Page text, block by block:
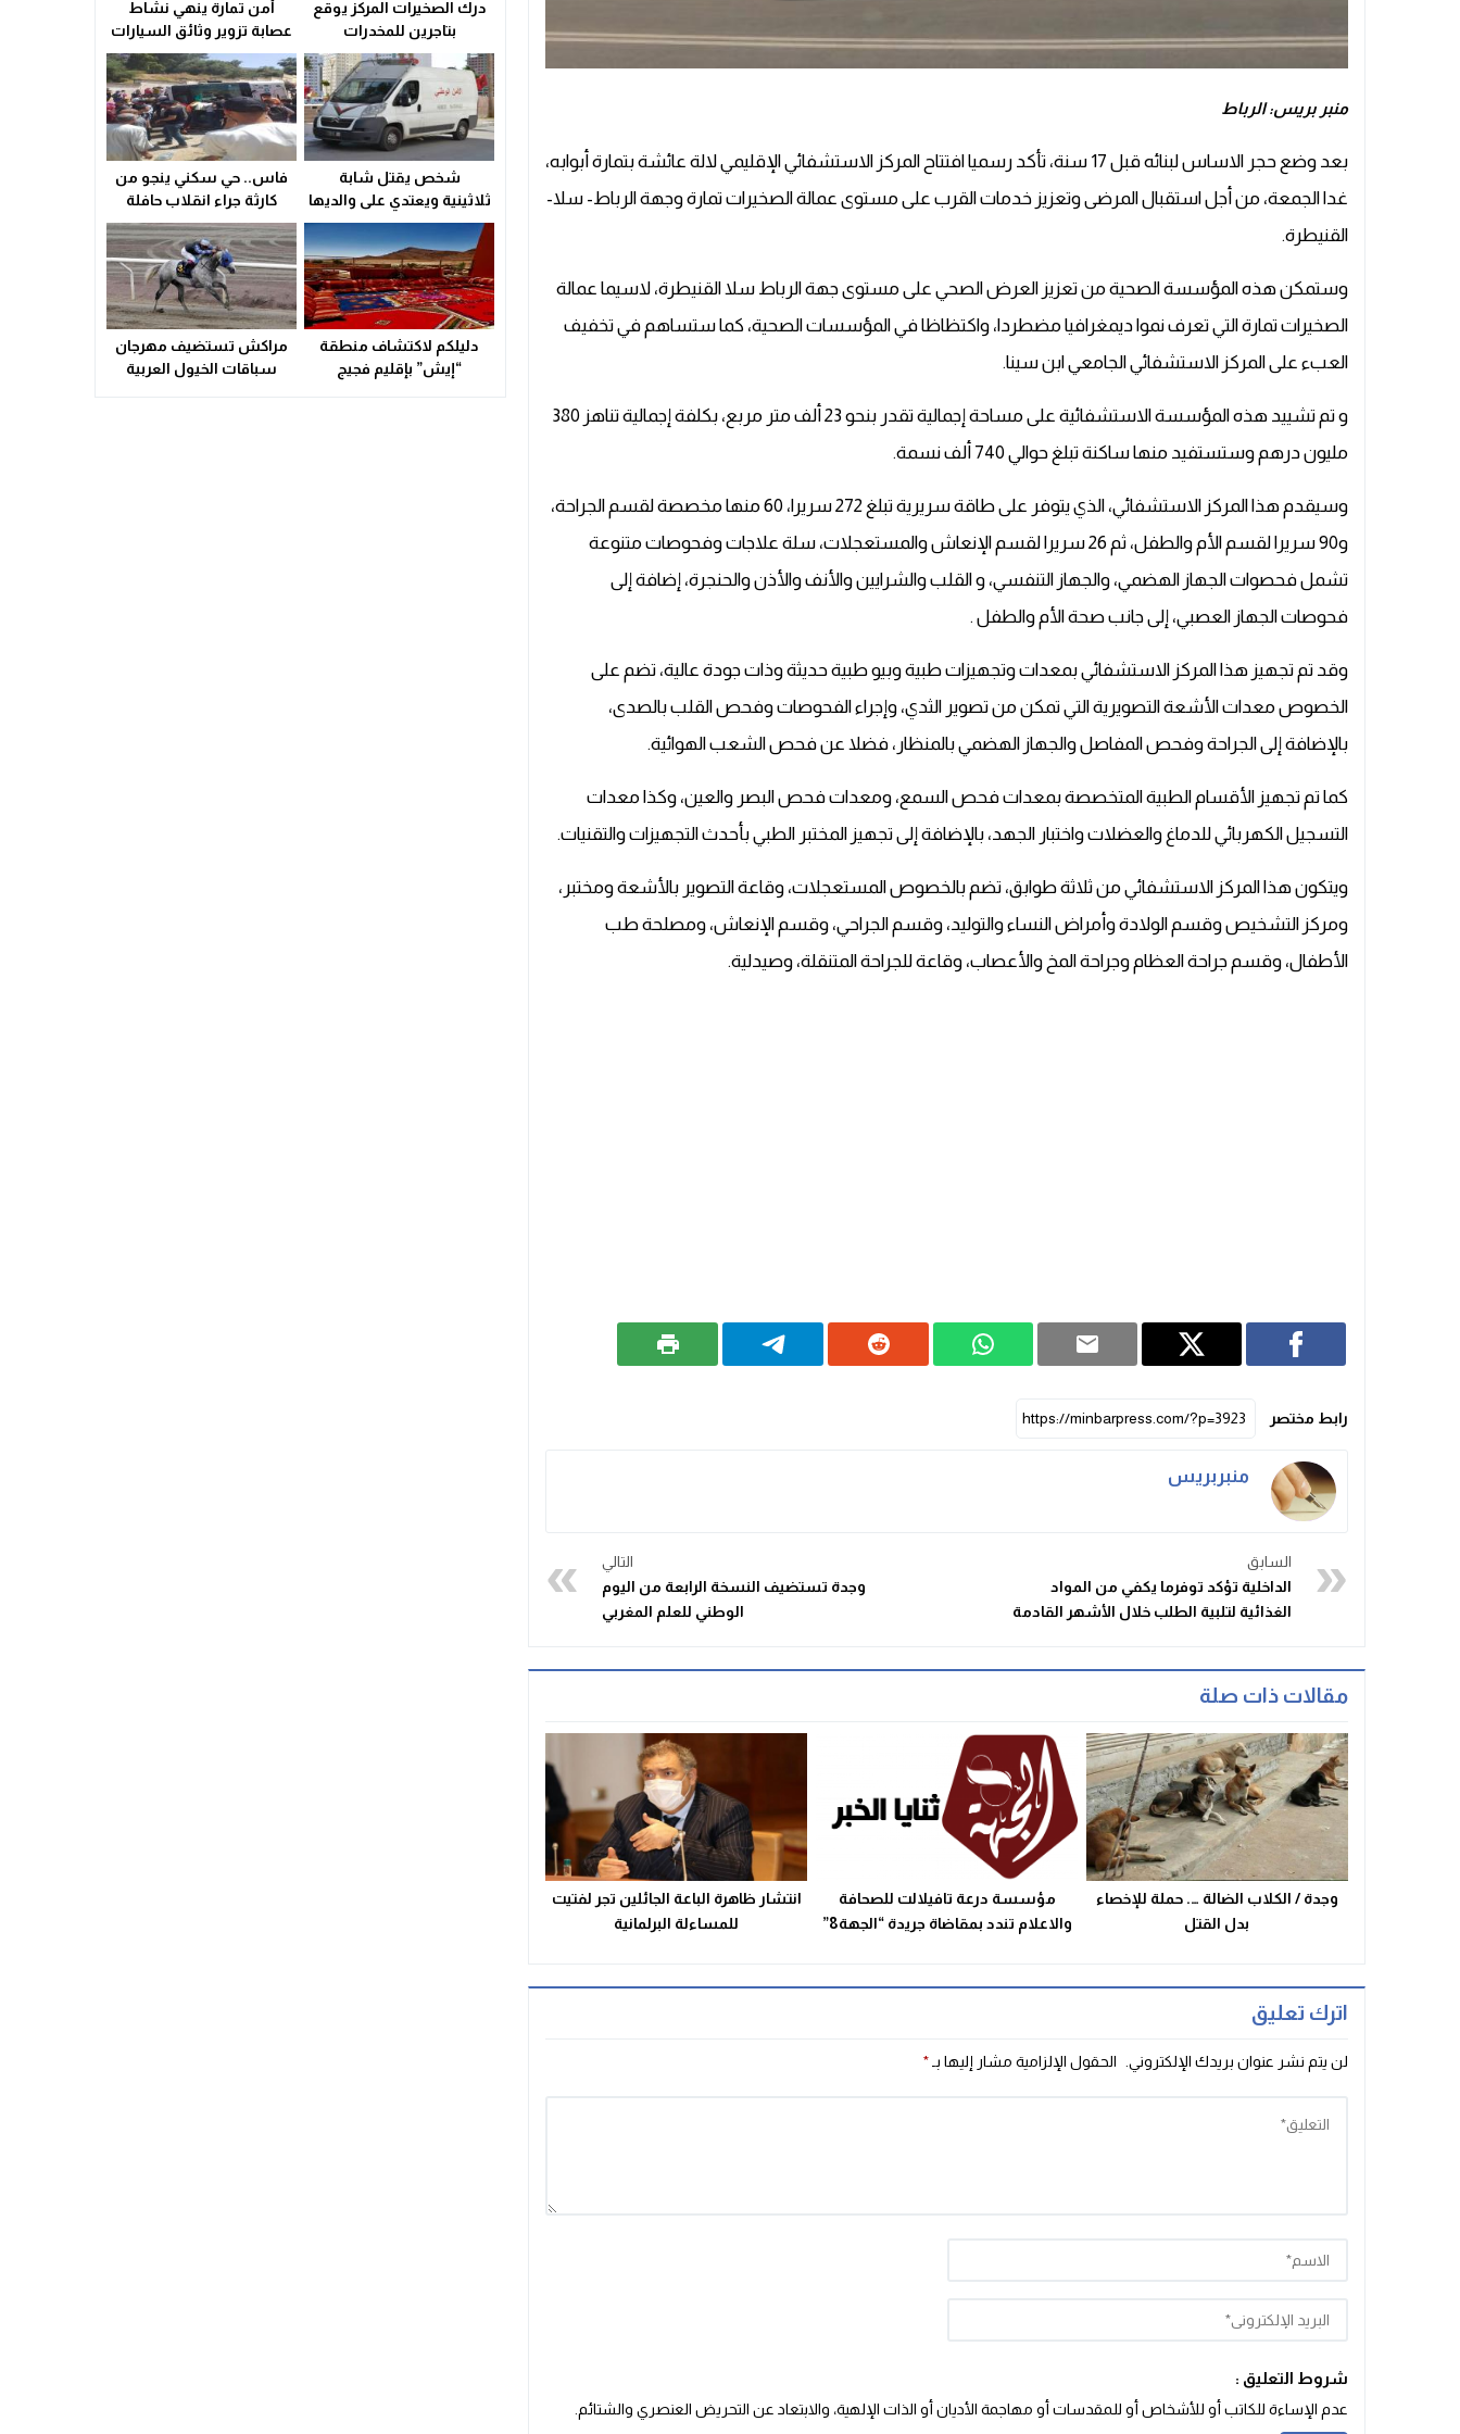
منبر بريس: الرباط
بعد وضع حجر الاساس لبنائه قبل 17 سنة، تأكد رسميا افتتاح المركز الاستشفائي الإقليمي لالة عائشة بتمارة أبوابه،
غدا الجمعة، من أجل استقبال المرضى وتعزيز خدمات القرب على مستوى عمالة الصخيرات تمارة وجهة الرباط- سلا-
القنيطرة.
وستمكن هذه المؤسسة الصحية من تعزيز العرض الصحي على مستوى جهة الرباط سلا القنيطرة، لاسيما عمالة
الصخيرات تمارة التي تعرف نموا ديمغرافيا مضطردا، واكتظاظا في المؤسسات الصحية، كما ستساهم في تخفيف
العبء على المركز الاستشفائي الجامعي ابن سینا.
و تم تشييد هذه المؤسسة الاستشفائية على مساحة إجمالية تقدر بنحو 23 ألف متر مربع، بكلفة إجمالية تناهز 380
مليون درهم وستستفيد منها ساكنة تبلغ حوالي 740 ألف نسمة.
وسيقدم هذا المركز الاستشفائي، الذي يتوفر على طاقة سريرية تبلغ 272 سريرا، 60 منها مخصصة لقسم الجراحة،
و90 سريرا لقسم الأم والطفل، ثم 26 سريرا لقسم الإنعاش والمستعجلات، سلة علاجات وفحوصات متنوعة
تشمل فحصوات الجهاز الهضمي، والجهاز التنفسي، و القلب والشرايين والأنف والأذن والحنجرة، إضافة إلى
فحوصات الجهاز العصبي، إلى جانب صحة الأم والطفل .
وقد تم تجهيز هذا المركز الاستشفائي بمعدات وتجهيزات طبية وبيو طبية حديثة وذات جودة عالية، تضم على
الخصوص معدات الأشعة التصويرية التي تمكن من تصوير الثدي، وإجراء الفحوصات وفحص القلب بالصدى،
بالإضافة إلى الجراحة وفحص المفاصل والجهاز الهضمي بالمنظار، فضلا عن فحص الشعب الهوائية.
كما تم تجهيز الأقسام الطبية المتخصصة بمعدات فحص السمع، ومعدات فحص البصر والعين، وكذا معدات
التسجيل الكهربائي للدماغ والعضلات واختبار الجهد، بالإضافة إلى تجهيز المختبر الطبي بأحدث التجهيزات والتقنيات.
ويتكون هذا المركز الاستشفائي من ثلاثة طوابق، تضم بالخصوص المستعجلات، وقاعة التصوير بالأشعة ومختبر،
ومركز التشخيص وقسم الولادة وأمراض النساء والتوليد، وقسم الجراحي، وقسم الإنعاش، ومصلحة طب
الأطفال، وقسم جراحة العظام وجراحة المخ والأعصاب، وقاعة للجراحة المتنقلة، وصيدلية.
رابط مختصر
منبربريس
السابق
الداخلية تؤكد توفرما يكفي من المواد
الغذائية لتلبية الطلب خلال الأشهر القادمة
التالي
وجدة تستضيف النسخة الرابعة من اليوم
الوطني للعلم المغربي
مقالات ذات صلة
وجدة / الكلاب الضالة …. حملة للإخصاء
بدل القتل
مؤسسة درعة تافيلالت للصحافة
والاعلام تندد بمقاضاة جريدة “الجهة8”
انتشار ظاهرة الباعة الجائلين تجر لفتيت
للمساءلة البرلمانية
اترك تعليق
لن يتم نشر عنوان بريدك الإلكتروني. الحقول الإلزامية مشار إليها بـ*
شروط التعليق :
عدم الإساءة للكاتب أو للأشخاص أو للمقدسات أو مهاجمة الأديان أو الذات الإلهية، والابتعاد عن التحريض العنصري والشتائم‬.
21:02 ولاية أمن وجدة تُقرب خدمات بطاقة التعريف الوطنية من سكان
23:31 سوء التدبير و التسيير في القطاع الصحي المحلي يشعل التوتر
درك الصخيرات المركز يوقع
بتاجرين للمخدرات
أمن تمارة ينهي نشاط
عصابة تزوير وثائق السيارات
شخص يقتل شابة
ثلاثينية ويعتدي على والديها
بالسلاح الأبيض
فاس.. حي سكني ينجو من
كارثة جراء انقلاب حافلة
(صور)
دليلكم لاكتشاف منطقة
“إيش” بإقليم فجيج
مراكش تستضيف مهرجان
سباقات الخيول العربية